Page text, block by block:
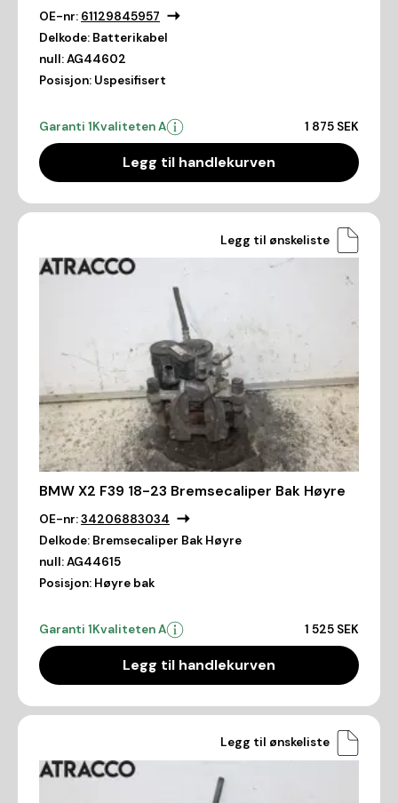
OE-nr: 61129845957
Delkode: Batterikabel
null:AG44602
Posisjon: Uspesifisert
Garanti 1Kvaliteten A 1 875 SEK
Legg til handlekurven
Legg til ønskeliste
BMW X2 F39 18-23 Bremsecaliper Bak Høyre
OE-nr:34206883034
Delkode: Bremsecaliper Bak Høyre
null:AG44615
Posisjon: Høyre bak
Garanti 1Kvaliteten A 1 525 SEK
Legg til handlekurven
Legg til ønskeliste